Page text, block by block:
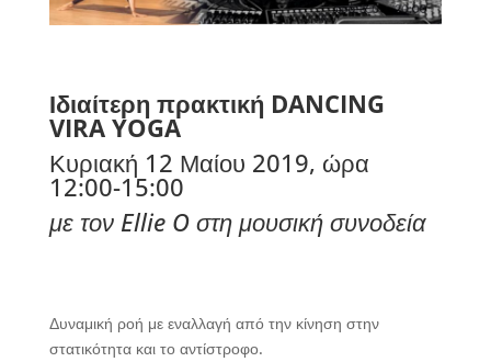
Ιδιαίτερη πρακτική DANCING
VIRA YOGA
Κυριακή 12 Μαίου 2019, ώρα
12:00-15:00
με τον Ellie O στη μουσική συνοδεία
Δυναμική ροή με εναλλαγή από την κίνηση στην
στατικότητα και το αντίστροφο.